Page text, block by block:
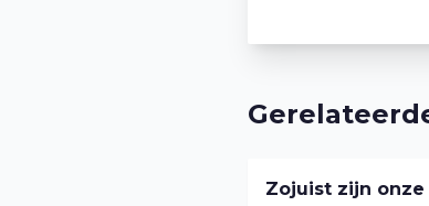
Zojuist zijn onze